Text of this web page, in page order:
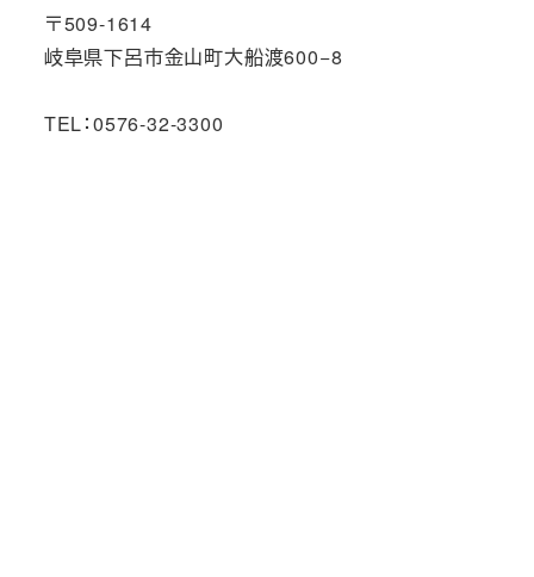
〒509-1614
岐阜県下呂市金山町大船渡600−8
TEL：0576-32-3300